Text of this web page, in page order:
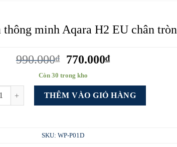
thông minh Aqara H2 EU chân tròn
990.000₫
Giá
gốc
là:
990.000₫.
770.000₫Giá
tại
là:
770.000₫.
Còn 30 trong kho
cắm thông minh Aqara H2 EU chân tròn số lượng
THÊM VÀO GIỎ HÀNG
SKU: WP-P01D